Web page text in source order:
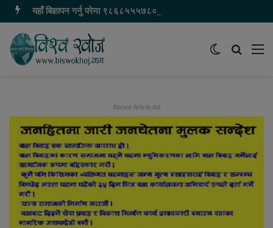
यहाँ बिज्ञापन गर्नु परेमा ९८६८५५५७८० मा सम्पर्क गर्नुहोस
समाचार
Switch
Above Article Ad